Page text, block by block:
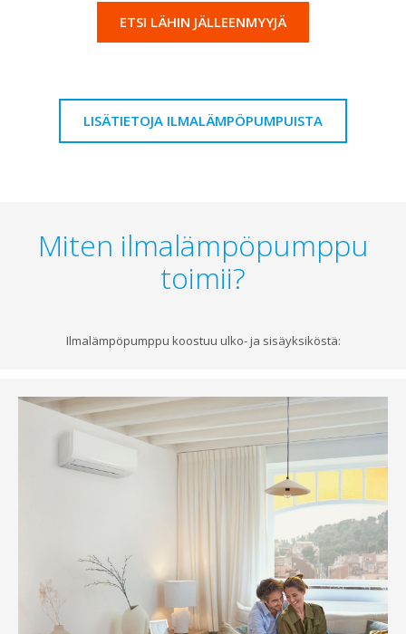
ETSI LÄHIN JÄLLEENMYYJÄ
LISÄTIETOJA ILMALÄMPÖPUMPUISTA
Miten ilmalämpöpumppu
toimii?
Ilmalämpöpumppu koostuu ulko- ja sisäyksiköstä: